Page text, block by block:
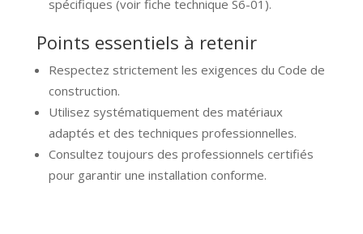
spécifiques (voir fiche technique S6-01).
Points essentiels à retenir
Respectez strictement les exigences du Code de
construction.
Utilisez systématiquement des matériaux
adaptés et des techniques professionnelles.
Consultez toujours des professionnels certifiés
pour garantir une installation conforme.